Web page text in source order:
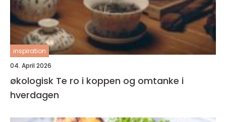
inspiration
04. April 2026
økologisk Te ro i koppen og omtanke i
hverdagen